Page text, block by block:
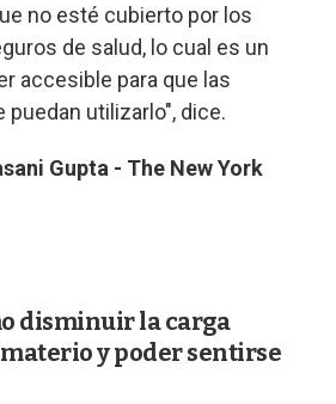
no esté cubierto por los
de salud, lo cual es un
accesible para que las
utilizarlo", dice.
Gupta - The New York
disminuir la carga
y poder sentirse